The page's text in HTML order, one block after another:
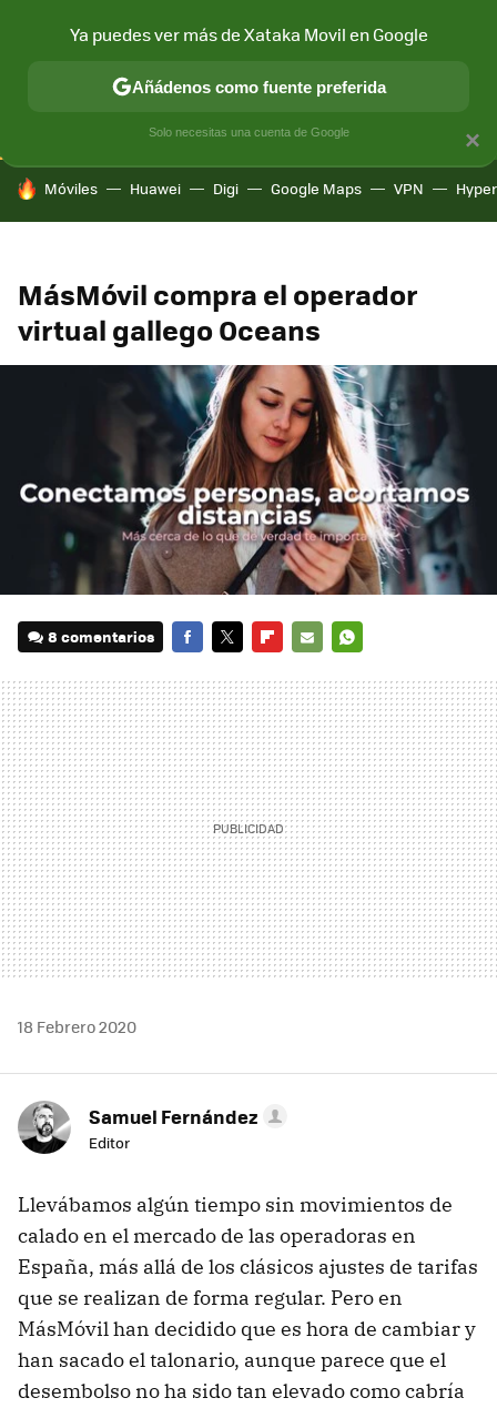
CONECTIVIDAD MÓVIL Y SOCIEDAD APLICACIONES
HOY SE HABLA DE
Móviles Huawei Digi Google Maps VPN
MásMóvil compra el operador
virtual gallego Oceans
8 comentarios
MAIL
18 Febrero 2020
Samuel Fernández
Editor
Llevábamos algún tiempo sin movimientos de
calado en el mercado de las operadoras en
España, más allá de los clásicos ajustes de tarifas
que se realizan de forma regular. Pero en
MásMóvil han decidido que es hora de cambiar y
han sacado el talonario, aunque parece que el
desembolso no ha sido tan elevado como cabría
×
Ya puedes ver más de Xataka Movil en Google
Añádenos como fuente preferida
Solo necesitas una cuenta de Google